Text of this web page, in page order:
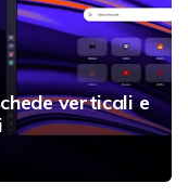
verticali e